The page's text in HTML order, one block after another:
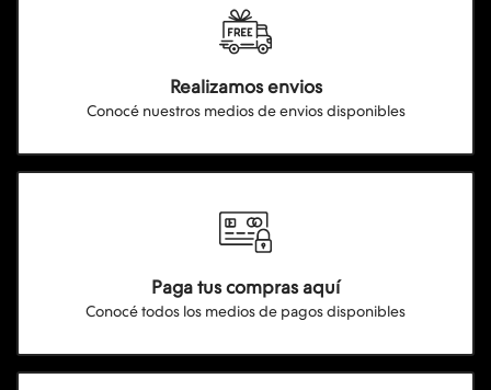
Realizamos envios
Conocé nuestros medios de envios disponibles
Paga tus compras aquí
Conocé todos los medios de pagos disponibles